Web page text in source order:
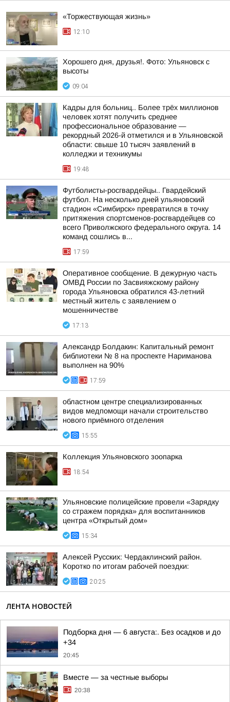
«Торжествующая жизнь»
12:10
Хорошего дня, друзья!. Фото: Ульяновск с
высоты
09:04
Кадры для больниц.. Более трёх миллионов
человек хотят получить среднее
профессиональное образование —
рекордный 2026-й отметился и в Ульяновской
области: свыше 10 тысяч заявлений в
колледжи и техникумы
19:48
Футболисты-росгвардейцы.. Гвардейский
футбол. На несколько дней ульяновский
стадион «Симбирск» превратился в точку
притяжения спортсменов-росгвардейцев со
всего Приволжского федерального округа. 14
команд сошлись в...
17:59
Оперативное сообщение. В дежурную часть
ОМВД России по Засвияжскому району
города Ульяновска обратился 43-летний
местный житель с заявлением о
мошенничестве
17:13
Александр Болдакин: Капитальный ремонт
библиотеки № 8 на проспекте Нариманова
выполнен на 90%
17:59
областном центре специализированных
видов медпомощи начали строительство
нового приёмного отделения
15:55
Коллекция Ульяновского зоопарка
18:54
Ульяновские полицейские провели «Зарядку
со стражем порядка» для воспитанников
центра «Открытый дом»
15:34
Алексей Русских: Чердаклинский район.
Коротко по итогам рабочей поездки:
20:25
ЛЕНТА НОВОСТЕЙ
Подборка дня — 6 августа:. Без осадков и до
+34
20:45
Вместе — за честные выборы
20:38